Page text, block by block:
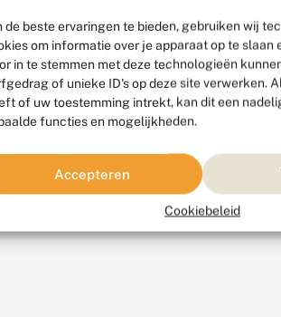
de beste ervaringen te bieden, gebruiken wij
om informatie over je apparaat op te slaan
in te stemmen met deze technologieën
of unieke ID's op deze site verwerken.
of uw toestemming intrekt, kan dit een
functies en mogelijkheden.
Accepteren
Cookiebeleid